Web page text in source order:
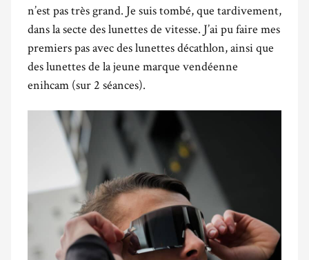
n’est pas très grand. Je suis tombé, que tardivement,
dans la secte des lunettes de vitesse. J’ai pu faire mes
premiers pas avec des lunettes décathlon, ainsi que
des lunettes de la jeune marque vendéenne
enihcam (sur 2 séances).